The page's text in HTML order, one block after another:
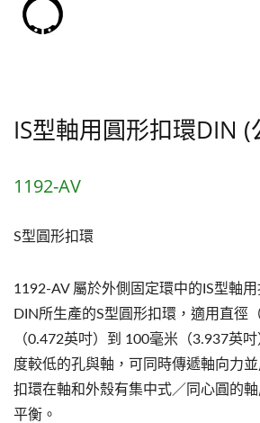
IS型軸用圓形扣環DIN (
1192-AV
S型圓形扣環
1192-AV 屬於外側固定環中的IS型軸
DIN所生產的S型圓形扣環，適用直徑
（0.472英吋）到 100毫米（3.937英
度較低的孔與軸，可同時傳遞軸向力
扣環在軸和外殼有集中式／同心圓的
平衡。